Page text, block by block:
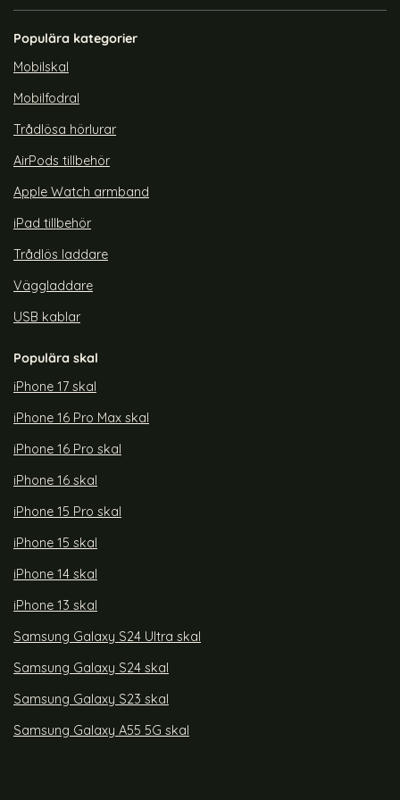
PACK Skärmskydd GlassFit+
Art. nr 246775
rea pris
149 kr
Tillgänglighet:
Lagervara
Skärmskydd I Härdat Glas
Populära kategorier
Mobilskal
Mobilfodral
Trådlösa hörlurar
AirPods tillbehör
Apple Watch armband
iPad tillbehör
Trådlös laddare
Väggladdare
USB kablar
Populära skal
iPhone 17 skal
iPhone 16 Pro Max skal
iPhone 16 Pro skal
iPhone 16 skal
iPhone 15 Pro skal
iPhone 15 skal
iPhone 14 skal
iPhone 13 skal
Samsung Galaxy S24 Ultra skal
Samsung Galaxy S24 skal
Samsung Galaxy S23 skal
Samsung Galaxy A55 5G skal